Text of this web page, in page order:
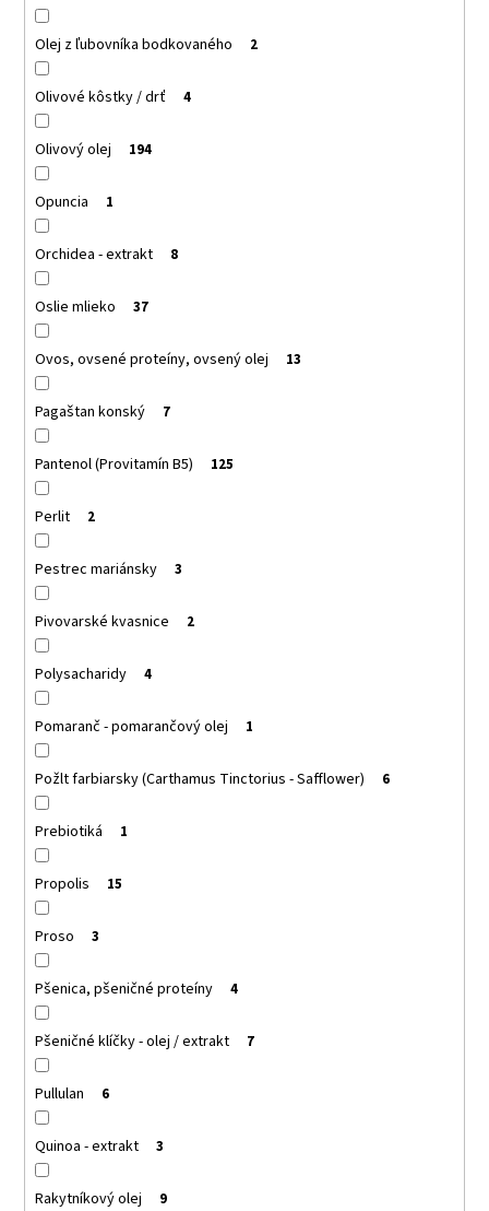
Olej z ľubovníka bodkovaného 2
Olivové kôstky / drť 4
Olivový olej 194
Opuncia 1
Orchidea - extrakt 8
Oslie mlieko 37
Ovos, ovsené proteíny, ovsený olej 13
Pagaštan konský 7
Pantenol (Provitamín B5) 125
Perlit 2
Pestrec mariánsky 3
Pivovarské kvasnice 2
Polysacharidy 4
Pomaranč - pomarančový olej 1
Požlt farbiarsky (Carthamus Tinctorius - Safflower) 6
Prebiotiká 1
Propolis 15
Proso 3
Pšenica, pšeničné proteíny 4
Pšeničné klíčky - olej / extrakt 7
Pullulan 6
Quinoa - extrakt 3
Rakytníkový olej 9